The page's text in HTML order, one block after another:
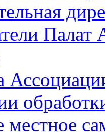
местное